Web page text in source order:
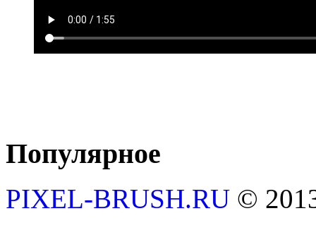
Популярное
PIXEL-BRUSH.RU ©